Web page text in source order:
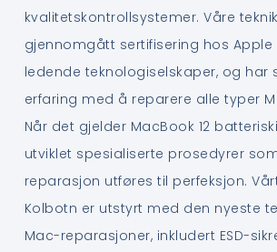
kvalitetskontrollsystemer. Våre
gjennomgått sertifisering hos
ledende teknologiselskaper, og har
erfaring med å reparere alle typer
Når det gjelder MacBook 12
utviklet spesialiserte prosedyrer
reparasjon utføres til perfeksjon.
Kolbotn er utstyrt med den nyeste
Mac-reparasjoner, inkludert ESD-